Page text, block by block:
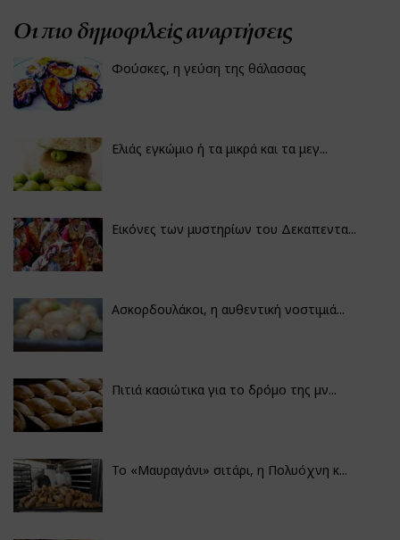
Οι πιο δημοφιλείς αναρτήσεις
Φούσκες, η γεύση της θάλασσας
Ελιάς εγκώμιο ή τα μικρά και τα μεγ...
Εικόνες των μυστηρίων του Δεκαπεντα...
Ασκορδουλάκοι, η αυθεντική νοστιμιά...
Πιτιά κασιώτικα για το δρόμο της μν...
Το «Μαυραγάνι» σιτάρι, η Πολυόχνη κ...